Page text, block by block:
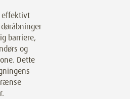
effektivt
barriere,
og
Dette